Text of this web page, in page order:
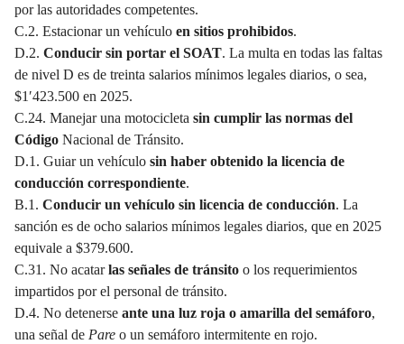
por las autoridades competentes.
C.2. Estacionar un vehículo en sitios prohibidos.
D.2. Conducir sin portar el SOAT. La multa en todas las faltas
de nivel D es de treinta salarios mínimos legales diarios, o sea,
$1′423.500 en 2025.
C.24. Manejar una motocicleta sin cumplir las normas del
Código Nacional de Tránsito.
D.1. Guiar un vehículo sin haber obtenido la licencia de
conducción correspondiente.
B.1. Conducir un vehículo sin licencia de conducción. La
sanción es de ocho salarios mínimos legales diarios, que en 2025
equivale a $379.600.
C.31. No acatarlas señales de tránsito o los requerimientos
impartidos por el personal de tránsito.
D.4. No detenerse ante una luz roja o amarilla del semáforo,
una señal de Pare o un semáforo intermitente en rojo.